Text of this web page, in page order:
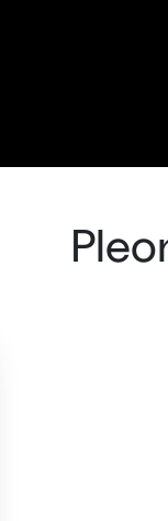
lunes a